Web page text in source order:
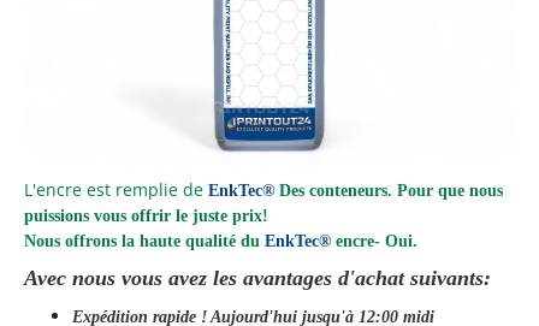
L'encre est remplie de EnkTec® Des conteneurs. Pour que nous
puissions vous offrir le juste prix!
Nous offrons la haute qualité du EnkTec® encre- Oui.
Avec nous vous avez les avantages d'achat suivants:
Expédition rapide ! Aujourd'hui jusqu'à 12:00 midi